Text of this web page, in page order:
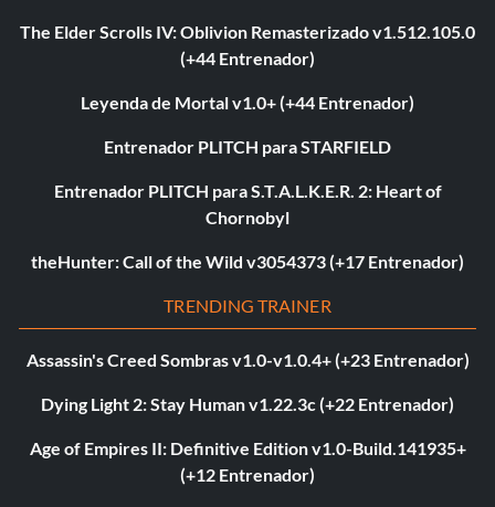
The Elder Scrolls IV: Oblivion Remasterizado v1.512.105.0
(+44 Entrenador)
Leyenda de Mortal v1.0+ (+44 Entrenador)
Entrenador PLITCH para STARFIELD
Entrenador PLITCH para S.T.A.L.K.E.R. 2: Heart of
Chornobyl
theHunter: Call of the Wild v3054373 (+17 Entrenador)
TRENDING TRAINER
Assassin's Creed Sombras v1.0-v1.0.4+ (+23 Entrenador)
Dying Light 2: Stay Human v1.22.3c (+22 Entrenador)
Age of Empires II: Definitive Edition v1.0-Build.141935+
(+12 Entrenador)